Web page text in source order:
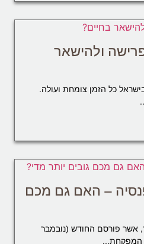
ולהישאר
כל הזמן צומחת ועולה.
– האם גם מכם
אשר פורסם החודש (נובמבר